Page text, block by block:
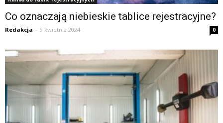
Co oznaczają niebieskie tablice rejestracyjne?
Redakcja - 9 kwietnia 2024 0